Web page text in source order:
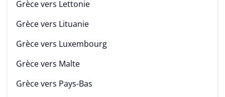
Grèce vers Lettonie
Grèce vers Lituanie
Grèce vers Luxembourg
Grèce vers Malte
Grèce vers Pays-Bas